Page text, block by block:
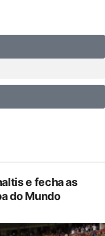
e fecha as
do Mundo